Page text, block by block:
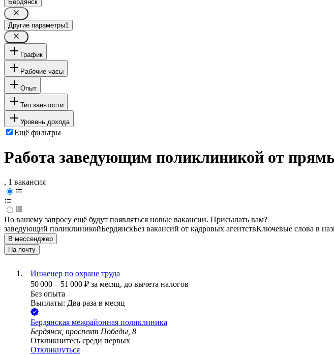
Бердянск
Другие параметры1
График
Рабочие часы
Опыт
Тип занятости
Уровень дохода
Ещё фильтры
Работа заведующим поликлиникой от
, 1 вакансия
По вашему запросу ещё будут появляться новые вакансии. Присылать вам?
заведующий поликлиникойБердянскБез вакансий от кадровых агентствКлючевые слова в
В мессенджер
На почту
Инженер по охране труда
50 000 – 51 000 ₽ за месяц, до вычета налогов
Без опыта
Выплаты: Два раза в месяц
Бердянская межрайонная поликлиника
Бердянск, проспект Победы, 8
Откликнитесь среди первых
Откликнуться